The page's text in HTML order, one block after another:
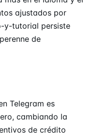
ajustados por
y-tutorial persiste
de
Telegram es
cambiando la
de crédito